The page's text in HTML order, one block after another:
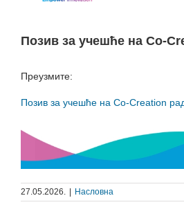
Позив за учешће на Co-
Преузмите:
Позив за учешће на Co-Creation
27.05.2026. Насловна